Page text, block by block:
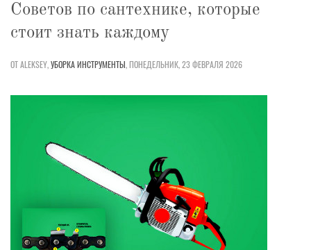
Советов по сантехнике, которые
стоит знать каждому
ОТ ALEKSEY,УБОРКАИНСТРУМЕНТЫ,ПОНЕДЕЛЬНИК, 23 ФЕВРАЛЯ 2026